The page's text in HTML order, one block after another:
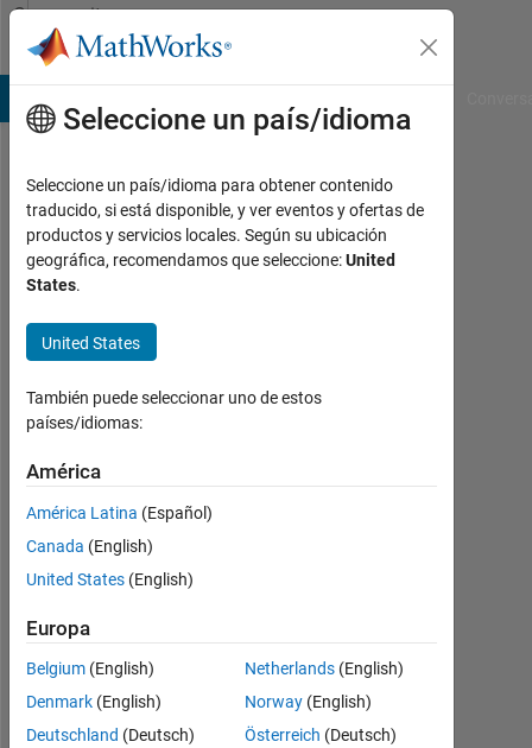
Saltar al contenido
Community
Profile
Troy
McClure
Last
casi
3
años
hace
Con
actividad
desde
2020
Followers:
Following:
Seleccione un país/idioma
Seleccione un país/idioma para obtener contenido
traducido, si está disponible, y ver eventos y ofertas de
productos y servicios locales. Según su ubicación
geográfica, recomendamos que seleccione:United
States.
United States
También puede seleccionar uno de estos
países/idiomas:
América
América Latina (Español)
Canada (English)
United States (English)
Europa
Belgium (English)
Denmark (English)
Deutschland (Deutsch)
Netherlands(English)
Norway(English)
Österreich (Deutsch)